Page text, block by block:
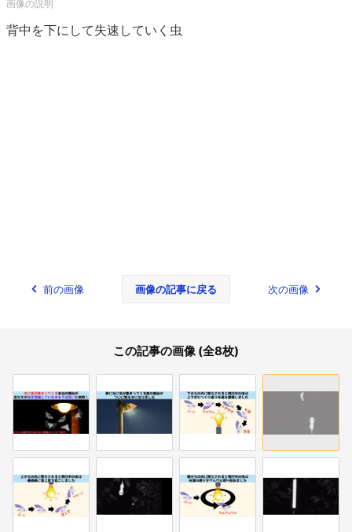
背中を下にして失速していく虫
前の画像 画像の記事に戻る 次の画像
この記事の画像 (全8枚)